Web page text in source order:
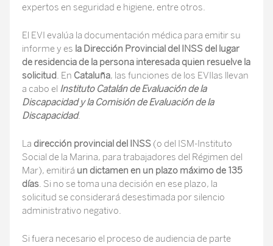
expertos en seguridad e higiene, entre otros.
El EVI evalúa la documentación médica para emitir su
informe y es la Dirección Provincial del INSS del lugar
de residencia de la persona interesada quien resuelve la
solicitud. En Cataluña, las funciones de los EVIlas llevan
a cabo el Instituto Catalán de Evaluación de la
Discapacidad y la Comisión de Evaluación de la
Discapacidad.
La dirección provincial del INSS (o del ISM-Instituto
Social de la Marina, para trabajadores del Régimen del
Mar), emitirá un dictamen en un plazo máximo de 135
días. Si no se toma una decisión en ese plazo, la
solicitud se considerará desestimada por silencio
administrativo negativo.
Si fuera necesario el proceso de audiencia de parte